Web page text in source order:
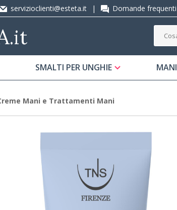
servizioclienti@esteta.it | Domande frequenti
.it
SMALTI PER UNGHIE MANI
Mani e Trattamenti Mani